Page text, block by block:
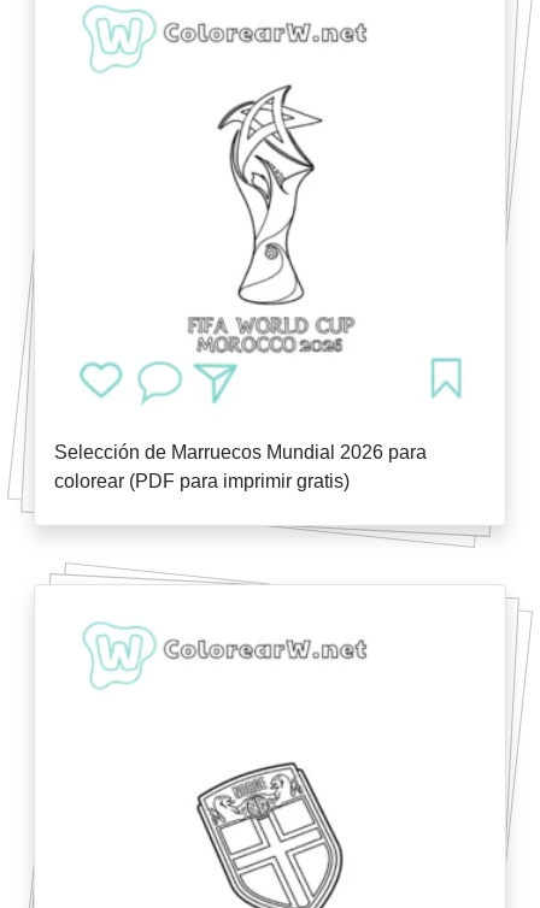
Selección de Marruecos Mundial 2026 para
colorear (PDF para imprimir gratis)